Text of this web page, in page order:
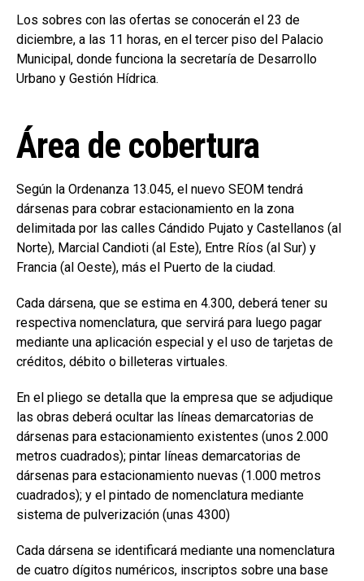
Los sobres con las ofertas se conocerán el 23 de
diciembre, a las 11 horas, en el tercer piso del Palacio
Municipal, donde funciona la secretaría de Desarrollo
Urbano y Gestión Hídrica.
Área de cobertura
Según la Ordenanza 13.045, el nuevo SEOM tendrá
dársenas para cobrar estacionamiento en la zona
delimitada por las calles Cándido Pujato y Castellanos (al
Norte), Marcial Candioti (al Este), Entre Ríos (al Sur) y
Francia (al Oeste), más el Puerto de la ciudad.
Cada dársena, que se estima en 4.300, deberá tener su
respectiva nomenclatura, que servirá para luego pagar
mediante una aplicación especial y el uso de tarjetas de
créditos, débito o billeteras virtuales.
En el pliego se detalla que la empresa que se adjudique
las obras deberá ocultar las líneas demarcatorias de
dársenas para estacionamiento existentes (unos 2.000
metros cuadrados); pintar líneas demarcatorias de
dársenas para estacionamiento nuevas (1.000 metros
cuadrados); y el pintado de nomenclatura mediante
sistema de pulverización (unas 4300)
Cada dársena se identificará mediante una nomenclatura
de cuatro dígitos numéricos, inscriptos sobre una base